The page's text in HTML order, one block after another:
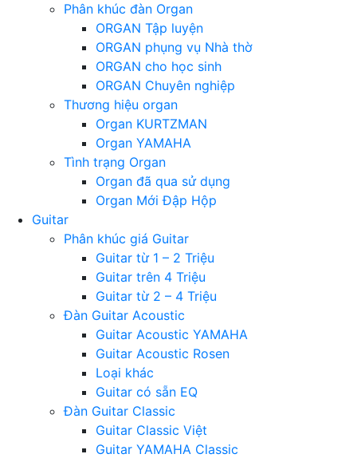
Phân khúc đàn Organ
ORGAN Tập luyện
ORGAN phụng vụ Nhà thờ
ORGAN cho học sinh
ORGAN Chuyên nghiệp
Thương hiệu organ
Organ KURTZMAN
Organ YAMAHA
Tình trạng Organ
Organ đã qua sử dụng
Organ Mới Đập Hộp
Guitar
Phân khúc giá Guitar
Guitar từ 1 – 2 Triệu
Guitar trên 4 Triệu
Guitar từ 2 – 4 Triệu
Đàn Guitar Acoustic
Guitar Acoustic YAMAHA
Guitar Acoustic Rosen
Loại khác
Guitar có sẵn EQ
Đàn Guitar Classic
Guitar Classic Việt
Guitar YAMAHA Classic